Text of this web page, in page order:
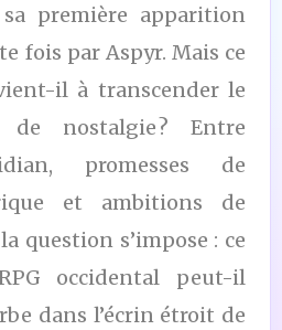
première apparition
fois par Aspyr. Mais ce
il à transcender le
de nostalgie ? Entre
promesses de
et ambitions de
question s’impose : ce
occidental peut-il
dans l’écrin étroit de